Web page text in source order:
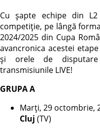
Cu șapte echipe din
competiție, pe lângă
2024/2025 din Cupa
avancronica acestei
și orele de
transmisiunile LIVE!
GRUPA A
Marți, 29 octombrie,
Cluj (TV)